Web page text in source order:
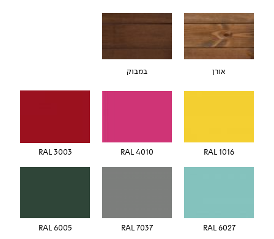
אורן במבוק
RAL 1016
RAL 4010
RAL 3003
RAL 6027
RAL 7037
RAL 6005